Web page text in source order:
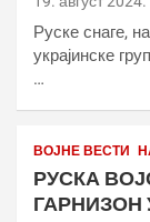
Руске снаге,
украјинске
…
ВОЈНЕ ВЕСТИ
РУСКА
ГАРНИЗОН